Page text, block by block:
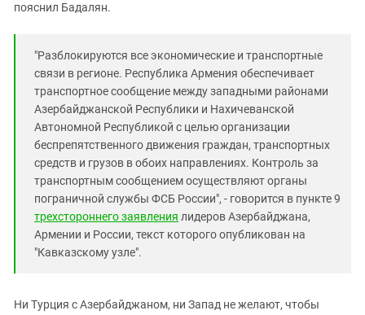
пояснил Бадалян.
"Разблокируются все экономические и транспортные
связи в регионе. Республика Армения обеспечивает
транспортное сообщение между западными районами
Азербайджанской Республики и Нахичеванской
Автономной Республикой с целью организации
беспрепятственного движения граждан, транспортных
средств и грузов в обоих направлениях. Контроль за
транспортным сообщением осуществляют органы
пограничной службы ФСБ России", - говорится в пункте 9
трехстороннего заявления лидеров Азербайджана,
Армении и России, текст которого опубликован на
"Кавказскому узле".
Ни Турция с Азербайджаном, ни Запад не желают, чтобы